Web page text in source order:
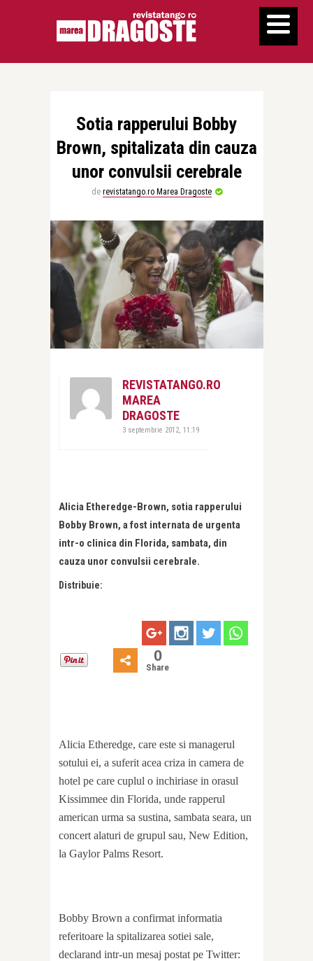
Sotia rapperului Bobby
Brown, spitalizata din cauza
unor convulsii cerebrale
de revistatango.ro Marea Dragoste
REVISTATANGO.RO
MAREA
DRAGOSTE
3 septembrie 2012, 11:19
Alicia Etheredge-Brown, sotia rapperului
Bobby Brown, a fost internata de urgenta
intr-o clinica din Florida, sambata, din
cauza unor convulsii cerebrale.
Distribuie:
0
Share
Alicia Etheredge, care este si managerul
sotului ei, a suferit acea criza in camera de
hotel pe care cuplul o inchiriase in orasul
Kissimmee din Florida, unde rapperul
american urma sa sustina, sambata seara, un
concert alaturi de grupul sau, New Edition,
la Gaylor Palms Resort.
Bobby Brown a confirmat informatia
referitoare la spitalizarea sotiei sale,
declarand intr-un mesaj postat pe Twitter: